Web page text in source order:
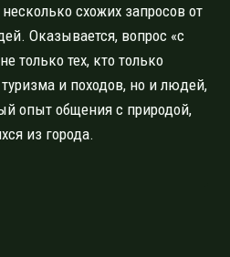
схожих запросов от
Оказывается, вопрос «с
только тех, кто только
и походов, но и людей,
опыт общения с природой,
из города.